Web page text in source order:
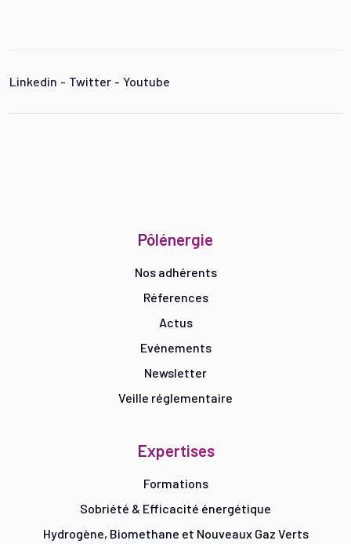
Linkedin - Twitter - Youtube
Pôlénergie
Nos adhérents
Réferences
Actus
Evénements
Newsletter
Veille réglementaire
Expertises
Formations
Sobriété & Efficacité énergétique
Hydrogène, Biomethane et Nouveaux Gaz Verts